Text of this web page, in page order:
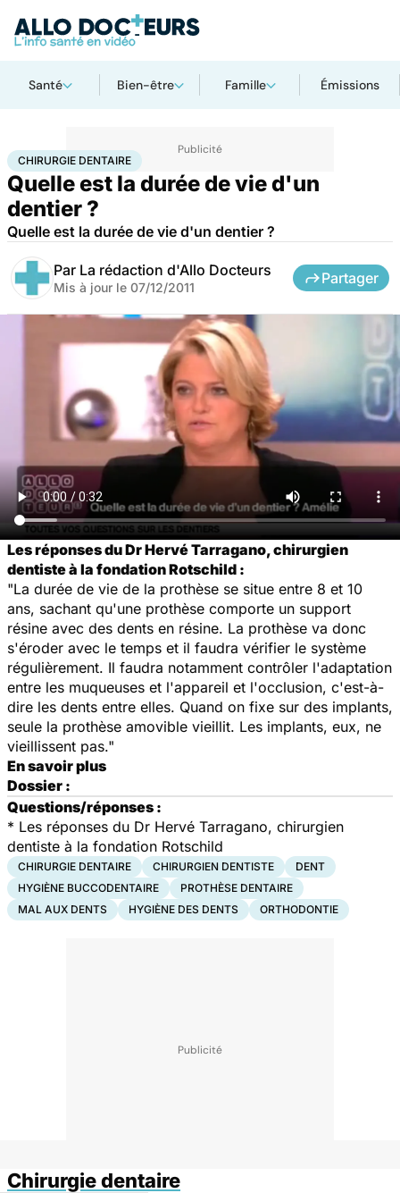
Santé Bien-être Famille Émissions
AccueilSantéMaladiesChirurgie dentaire
CHIRURGIE DENTAIRE
Quelle est la durée de vie d'un
dentier ?
Quelle est la durée de vie d'un dentier ?
Par La rédaction d'Allo Docteurs
Mis à jour le 07/12/2011
Partager
Les réponses du Dr Hervé Tarragano, chirurgien
dentiste à la fondation Rotschild :
"La durée de vie de la prothèse se situe entre 8 et 10
ans, sachant qu'une prothèse comporte un support
résine avec des dents en résine. La prothèse va donc
s'éroder avec le temps et il faudra vérifier le système
régulièrement. Il faudra notamment contrôler l'adaptation
entre les muqueuses et l'appareil et l'occlusion, c'est-à-
dire les dents entre elles. Quand on fixe sur des implants,
seule la prothèse amovible vieillit. Les implants, eux, ne
vieillissent pas."
En savoir plus
Dossier :
Questions/réponses :
* Les réponses du Dr Hervé Tarragano, chirurgien
dentiste à la fondation Rotschild
CHIRURGIE DENTAIRE CHIRURGIEN DENTISTE
DENT
HYGIÈNE BUCCODENTAIRE
PROTHÈSE DENTAIRE
MAL AUX DENTS
HYGIÈNE DES DENTS ORTHODONTIE
Chirurgie dentaire